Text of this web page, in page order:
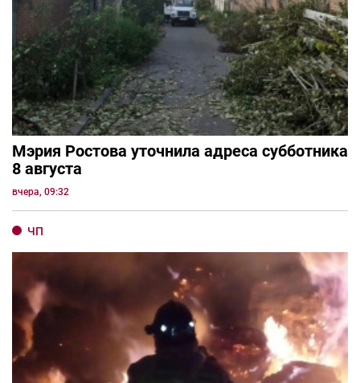
Мэрия Ростова уточнила адреса субботника
8 августа
вчера, 09:32
ЧП